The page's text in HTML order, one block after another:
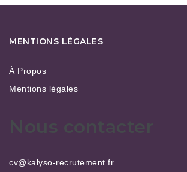
MENTIONS LÉGALES
À Propos
Mentions légales
Nous contacter
cv@kalyso-recrutement.fr